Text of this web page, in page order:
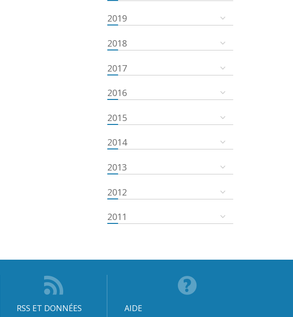
2019
2018
2017
2016
2015
2014
2013
2012
2011
RSS ET DONNÉES AIDE